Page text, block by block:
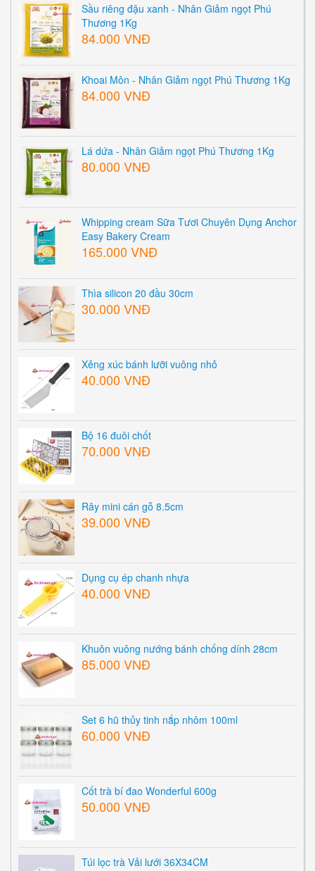
Sầu riêng đậu xanh - Nhân Giảm ngọt Phú
Thương 1Kg
84.000 VNĐ
Khoai Môn - Nhân Giảm ngọt Phú Thương 1Kg
84.000 VNĐ
Lá dứa - Nhân Giảm ngọt Phú Thương 1Kg
80.000 VNĐ
Whipping cream Sữa Tươi Chuyên Dụng Anchor
Easy Bakery Cream
165.000 VNĐ
Thìa silicon 20 đầu 30cm
30.000 VNĐ
Xẻng xúc bánh lưỡi vuông nhỏ
40.000 VNĐ
Bộ 16 đuôi chốt
70.000 VNĐ
Rây mini cán gỗ 8.5cm
39.000 VNĐ
Dụng cụ ép chanh nhựa
40.000 VNĐ
Khuôn vuông nướng bánh chống dính 28cm
85.000 VNĐ
Set 6 hũ thủy tinh nắp nhôm 100ml
60.000 VNĐ
Cốt trà bí đao Wonderful 600g
50.000 VNĐ
Túi lọc trà Vải lưới 36X34CM